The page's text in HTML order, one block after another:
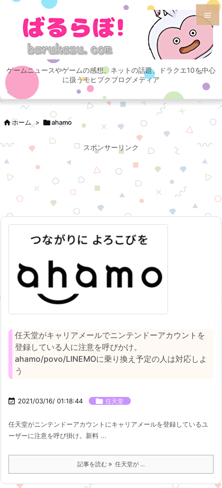
ゲームニュースやゲームの感想、ネットの話題、ドラクエ10を中心
に扱うモヒプクブログメディア

メニュ

サイド

次へ
検索
ホーム > ahamo
スポンサーリンク
任天堂がキャリアメールでニンテンドーアカウントを
登録している人に注意を呼びかけ。
ahamo/povo/LINEMOに乗り換え予定の人は対応しよ
う
 2021/03/16/ 01:18:44  任天堂
任天堂がニンテンドーアカウントにキャリアメールを登録しているユ
ーザーに注意を呼び掛け。新料 ...
記事を読む 任天堂が ...